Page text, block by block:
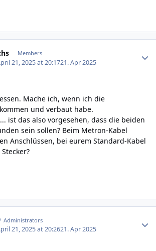
Members
21, 2025 at 20:1721. Apr 2025
Mache ich, wenn ich die
und verbaut habe.
ist das also vorgesehen, dass die beiden
sein sollen? Beim Metron-Kabel
Anschlüssen, bei eurem Standard-Kabel
Administrators
21, 2025 at 20:2621. Apr 2025